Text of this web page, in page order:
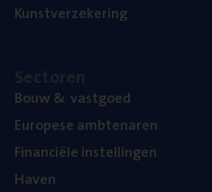
Kunst­ver­ze­ke­ring
Bouw& vastgoed
Euro­pe­se ambtenaren
Finan­ci­ë­le instellingen
Haven